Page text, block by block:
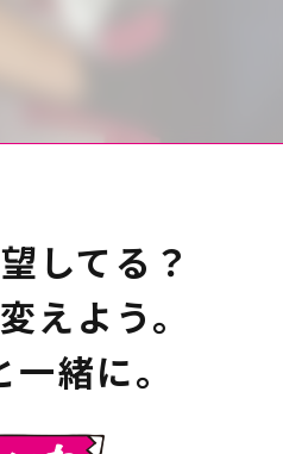
してる？
えよう。
一緒に。